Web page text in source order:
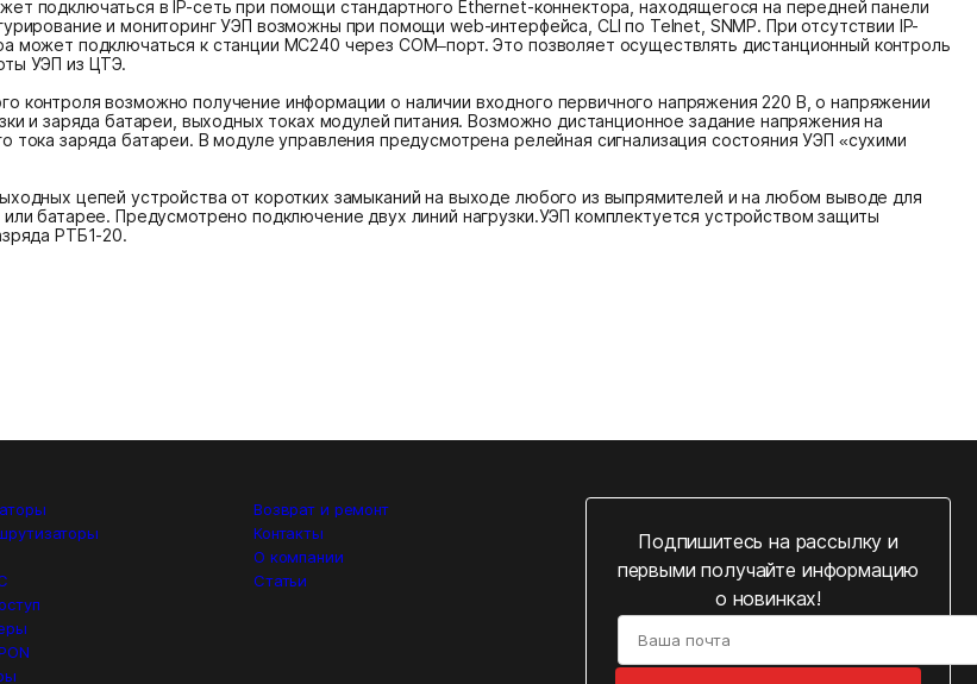
подключаться в IP-сеть при помощи стандартного Ethernet-коннектора, находящегося на передней панели
и мониторинг УЭП возможны при помощи web-интерфейса, CLI по Telnet, SNMP. При отсутствии IP-
может подключаться к станции МС240 через СОМ–порт. Это позволяет осуществлять дистанционный контроль
УЭП из ЦТЭ.
контроля возможно получение информации о наличии входного первичного напряжения 220 В, о напряжении
и заряда батареи, выходных токах модулей питания. Возможно дистанционное задание напряжения на
тока заряда батареи. В модуле управления предусмотрена релейная сигнализация состояния УЭП «сухими
цепей устройства от коротких замыканий на выходе любого из выпрямителей и на любом выводе для
или батарее. Предусмотрено подключение двух линий нагрузки.УЭП комплектуется устройством защиты
РТБ1-20.
Возврат и ремонт
Контакты
О компании
Статьи
Подпишитесь на рассылку и
первыми получайте информацию
о новинках!